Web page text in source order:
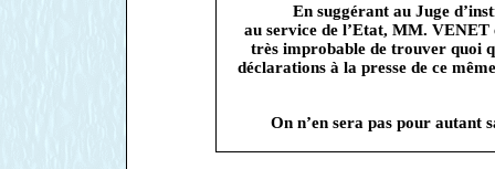
En suggérant au Juge
au service de l’Etat, MM.
très improbable de trouver quoi
déclarations à la presse de ce
On n’en sera pas pour autant